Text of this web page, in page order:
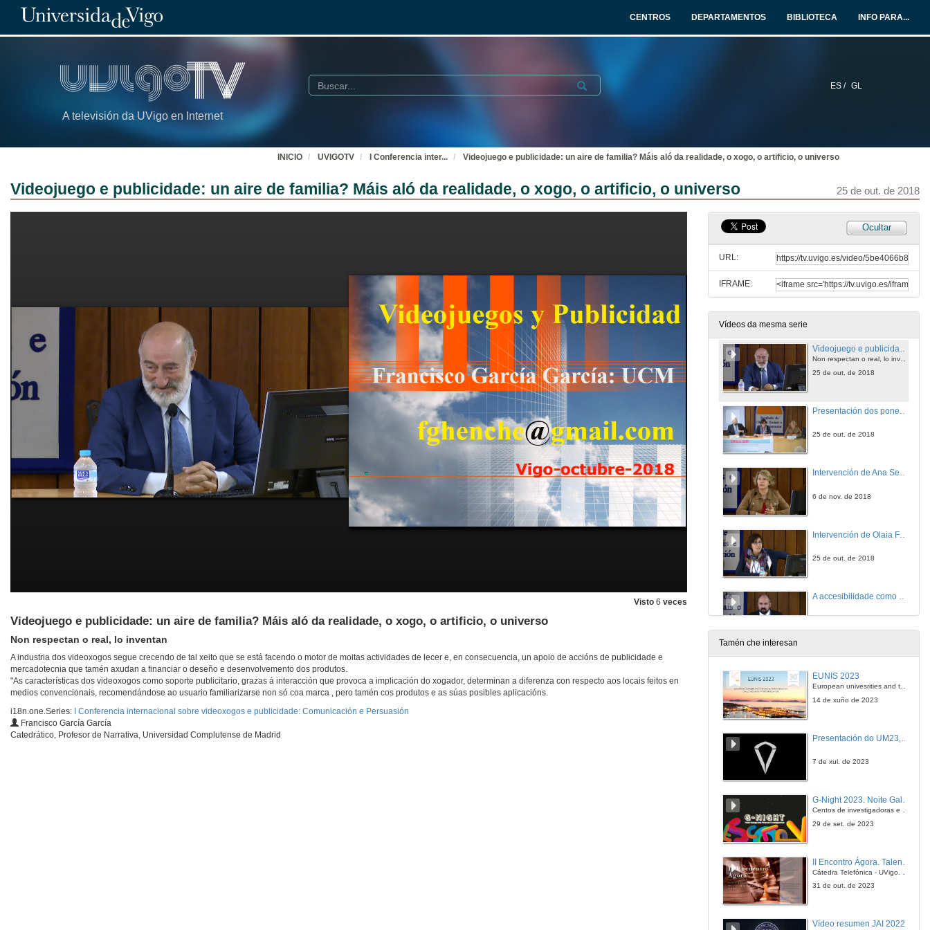
CENTROS DEPARTAMENTOS BIBLIOTECA INFO PARA...
A televisión da UVigo en Internet
ES / GL
Buscar Submit
INICIO UVIGOTV I Conferencia inter... Videojuego e publicidade: un aire de familia? Máis aló da realidade, o xogo, o artificio, o universo
Videojuego e publicidade: un aire de familia? Máis aló da realidade, o xogo, o artificio, o universo 25 de out. de 2018
Visto 6 veces
Videojuego e publicidade: un aire de familia? Máis aló da realidade, o xogo, o artificio, o universo
Non respectan o real, lo inventan
A industria dos videoxogos segue crecendo de tal xeito que se está facendo o motor de moitas actividades de lecer e, en consecuencia, un apoio de accións de publicidade e
mercadotecnia que tamén axudan a financiar o deseño e desenvolvemento dos produtos.
"As características dos videoxogos como soporte publicitario, grazas á interacción que provoca a implicación do xogador, determinan a diferenza con respecto aos locais feitos en
medios convencionais, recomendándose ao usuario familiarizarse non só coa marca , pero tamén cos produtos e as súas posibles aplicacións.
i18n.one.Series:
I Conferencia internacional sobre videoxogos e publicidade: Comunicación e Persuasión
Francisco García García
Catedrático, Profesor de Narrativa, Universidad Complutense de Madrid
Ocultar
URL:
IFRAME:
Vídeos da mesma serie
Intervención de D. Jorge Soto
Intervención de D. Xosé Bahamonde
25 de out. de 2018
Videojuego e publicidade: un aire de familia? Máis aló da realidade, o xogo, o artificio, o universo
Non respectan o real, lo inventan
25 de out. de 2018
25 de out. de 2018
Intervención de Ana Sebastián
6 de nov. de 2018
25 de out. de 2018
A accesibilidade como clave para a publicidade
Rolda de preguntas. Publicidade e Videoxogo. Advergaming, In-Game Advertising, Product-Placement Y Brand Placement
25 de out. de 2018
25 de out. de 2018
25 de out. de 2018
Tamén che interesan
EUNIS 2023
European univesrities and the digital transformation: challenges and opportunities ahead
14 de xuño de 2023
7 de xul. de 2023
G-Night 2023. Noite Galega das Persoas Investigadoras. Conciencias creativas
Centos de investigadoras e investigadores, decenas de actividades e sete cidades
29 de set. de 2023
Cátedra Telefónica - UVigo. Espazos de innovación
31 de out. de 2023
Vídeo resumen JAI 2022